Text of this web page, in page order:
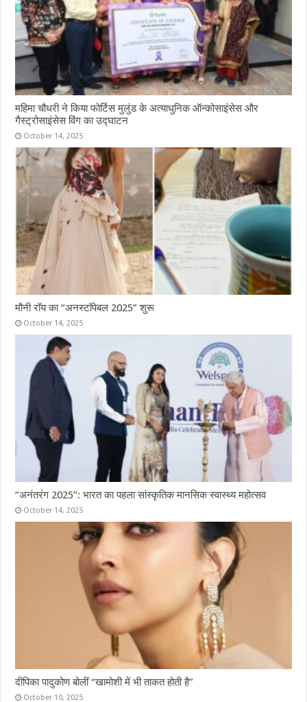
महिमा चौधरी ने किया फोर्टिस मुलुंड के अत्याधुनिक ऑन्कोसाइंसेस और
गैस्ट्रोसाइंसेस विंग का उद्घाटन
October 14, 2025
मौनी रॉय का “अनस्टॉपेबल 2025” शुरू
October 14, 2025
“अनंतरंग 2025”: भारत का पहला सांस्कृतिक मानसिक स्वास्थ्य महोत्सव
October 14, 2025
दीपिका पादुकोण बोलीं “खामोशी में भी ताकत होती है”
October 10, 2025